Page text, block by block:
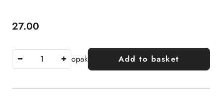
Price:
27.00
opak Add to basket